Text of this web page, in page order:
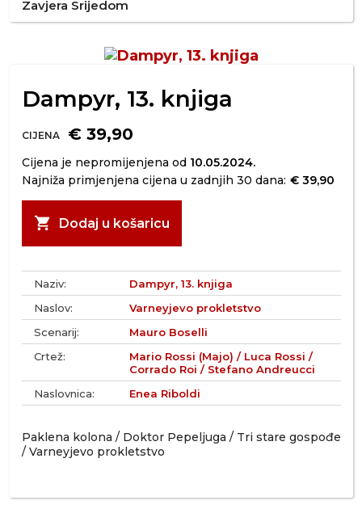
Zavjera Srijedom
Dampyr, 13. knjiga
CIJENA € 39,90
Cijena je nepromijenjena od 10.05.2024.
Najniža primjenjena cijena u zadnjih 30 dana: € 39,90
shopping_cart Dodaj u košaricu
Naziv:
Dampyr, 13. knjiga
Naslov:
Varneyjevo prokletstvo
Scenarij:
Mauro Boselli
Crtež:
Mario Rossi (Majo) / Luca Rossi /
Corrado Roi / Stefano Andreucci
Naslovnica:
Enea Riboldi
Paklena kolona / Doktor Pepeljuga / Tri stare gospođe
/ Varneyjevo prokletstvo